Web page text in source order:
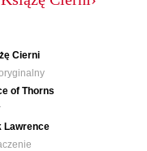
Cierni
of Thorns
Lawrence